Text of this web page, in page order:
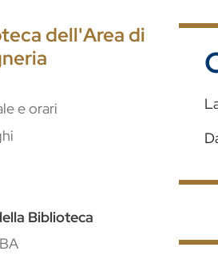
dell'Area di
e orari
Biblioteca